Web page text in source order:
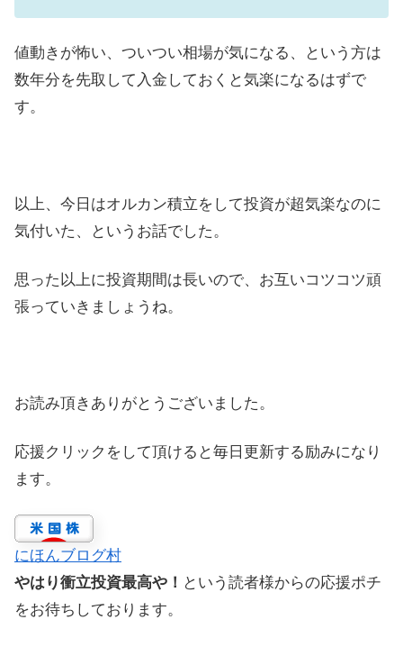
値動きが怖い、ついつい相場が気になる、という方は
数年分を先取して入金しておくと気楽になるはずで
す。
以上、今日はオルカン積立をして投資が超気楽なのに
気付いた、というお話でした。
思った以上に投資期間は長いので、お互いコツコツ頑
張っていきましょうね。
お読み頂きありがとうございました。
応援クリックをして頂けると毎日更新する励みになり
ます。
にほんブログ村
やはり衝立投資最高や！ という読者様からの応援ポチ
をお待ちしております。